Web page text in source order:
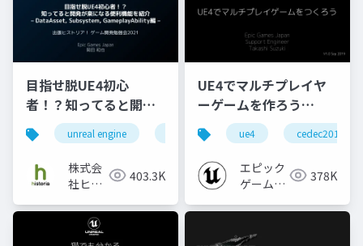
目指せ脱UE4初心
者！？知ってると開発
が楽になる便利機能を
紹介 - DataAsset,
Subsystem,
GameplayAbility編 -
unreal engine unreal engine 4
株式会
社ヒス
403.3K
UE4でマルチプレイヤ
ーゲームを作ろう
【CEDEC 2019】
ue4 cedec2019
エピック
ゲームズ
378K